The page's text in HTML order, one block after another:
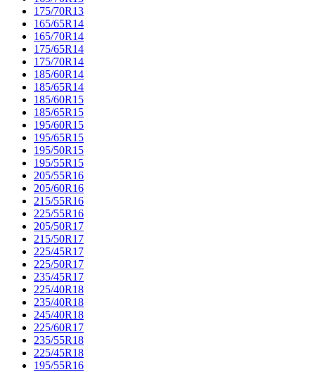
175/70R13
165/65R14
165/70R14
175/65R14
175/70R14
185/60R14
185/65R14
185/60R15
185/65R15
195/60R15
195/65R15
195/50R15
195/55R15
205/55R16
205/60R16
215/55R16
225/55R16
205/50R17
215/50R17
225/45R17
225/50R17
235/45R17
225/40R18
235/40R18
245/40R18
225/60R17
235/55R18
225/45R18
195/55R16